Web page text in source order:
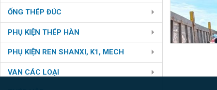
ỐNG THÉP ĐÚC
PHỤ KIỆN THÉP HÀN
PHỤ KIỆN REN SHANXI, K1, MECH
VAN CÁC LOẠI